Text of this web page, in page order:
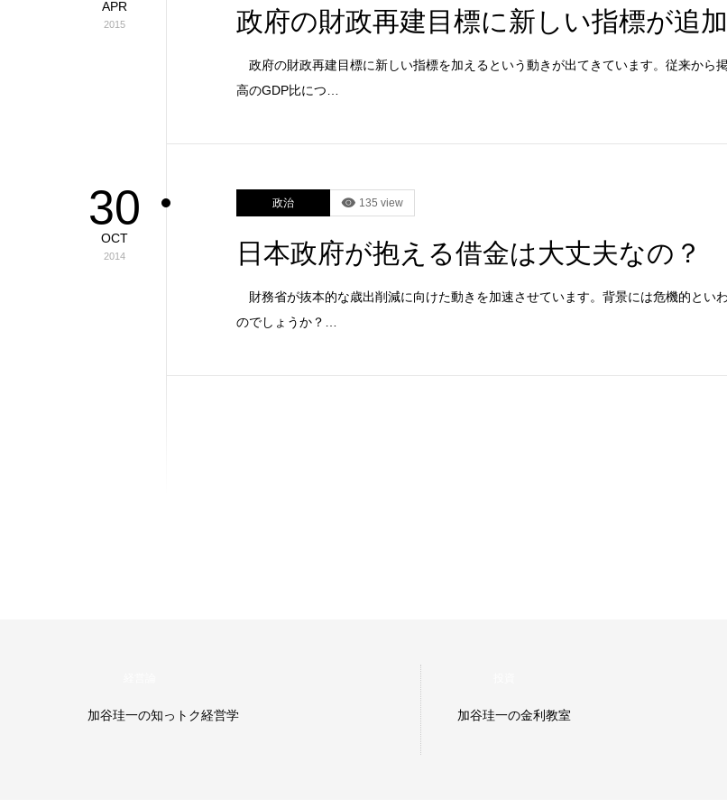
APR
2015 政府の財政再建目標に新しい指標が追
政府の財政再建目標に新しい指標を加えるという動きが出てきています。従来から
高のGDP比につ…
30
OCT
2014
政治 135 view
日本政府が抱える借金は大丈夫なの？
財務省が抜本的な歳出削減に向けた動きを加速させています。背景には危機的とい
のでしょうか？…
加谷珪一の知っトク経営学 加谷珪一の金利教室